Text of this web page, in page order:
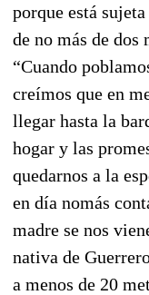
porque está
de no más de dos
“Cuando
creímos que en
llegar hasta la
hogar y las
quedarnos a la
en día nomás
madre se nos
nativa de
a menos de 20